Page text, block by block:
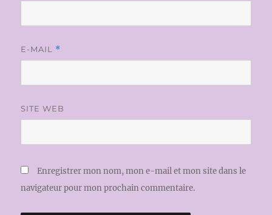
E-MAIL *
SITE WEB
Enregistrer mon nom, mon e-mail et mon site dans le
navigateur pour mon prochain commentaire.